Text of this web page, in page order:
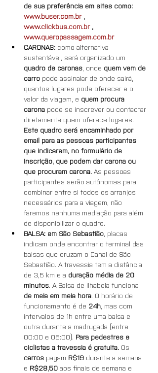
de sua preferência em sites como:
www.buser.com.br ,
www.clickbus.com.br ,
www.queropassagem.com.br
CARONAS: como alternativa
sustentável, será organizado um
quadro de caronas , onde quem vem de
carro pode assinalar de onde sairá,
quantos lugares pode oferecer e o
valor da viagem, e quem procura
carona pode se inscrever ou contactar
diretamente quem oferece lugares.
Este quadro será encaminhado por
email para as pessoas participantes
que indicarem, no formulário de
inscrição, que podem dar carona ou
que procuram carona. As pessoas
participantes serão autônomas para
combinar entre si todos os arranjos
necessários para a viagem, não
faremos nenhuma mediação para além
de disponibilizar o quadro.
BALSA: em São Sebastião , placas
indicam onde encontrar o terminal das
balsas que cruzam o Canal de São
Sebastião. A travessia tem a distância
de 3,5 km e a duração média de 20
minutos. A Balsa de Ilhabela funciona
de meia em meia hora. O horário de
funcionamento é de 24h , mas com
intervalos de 1h entre uma balsa e
outra durante a madrugada (entre
00:00 e 05:00). Para pedestres e
ciclistas a travessia é gratuita. Os
carros pagam R$19 durante a semana
e R$28,50 aos finais de semana e